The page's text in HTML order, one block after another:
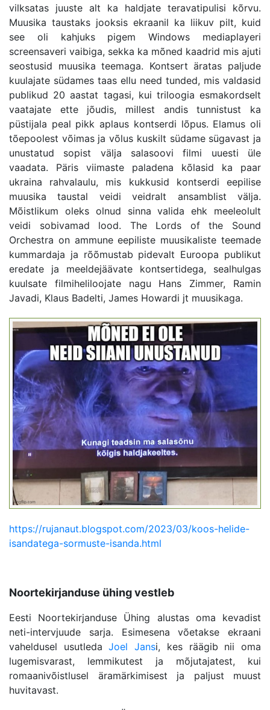
vilksatas juuste alt ka haldjate teravatipulisi kõrvu.
Muusika taustaks jooksis ekraanil ka liikuv pilt, kuid
see oli kahjuks pigem Windows mediaplayeri
screensaveri vaibiga, sekka ka mõned kaadrid mis ajuti
seostusid muusika teemaga. Kontsert äratas paljude
kuulajate südames taas ellu need tunded, mis valdasid
publikud 20 aastat tagasi, kui triloogia esmakordselt
vaatajate ette jõudis, millest andis tunnistust ka
püstijala peal pikk aplaus kontserdi lõpus. Elamus oli
tõepoolest võimas ja võlus kuskilt südame sügavast ja
unustatud sopist välja salasoovi filmi uuesti üle
vaadata. Päris viimaste paladena kõlasid ka paar
ukraina rahvalaulu, mis kukkusid kontserdi eepilise
muusika taustal veidi veidralt ansamblist välja.
Mõistlikum oleks olnud sinna valida ehk meeleolult
veidi sobivamad lood. The Lords of the Sound
Orchestra on ammune eepiliste muusikaliste teemade
kummardaja ja rõõmustab pidevalt Euroopa publikut
eredate ja meeldejäävate kontsertidega, sealhulgas
kuulsate filmiheliloojate nagu Hans Zimmer, Ramin
Javadi, Klaus Badelti, James Howardi jt muusikaga.
https://rujanaut.blogspot.com/2023/03/koos-helide-
isandatega-sormuste-isanda.html
Noortekirjanduse ühing vestleb
Eesti Noortekirjanduse Ühing alustas oma kevadist
neti-intervjuude sarja. Esimesena võetakse ekraani
vaheldusel usutledaJoel Jansi, kes räägib nii oma
lugemisvarast, lemmikutest ja mõjutajatest, kui
romaanivõistlusel äramärkimisest ja paljust muust
huvitavast.